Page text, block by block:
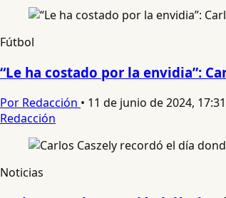
Fútbol
“Le ha costado por la envidia”:
Por Redacción • 11 de junio de 2024, 17:31
Redacción
Noticias